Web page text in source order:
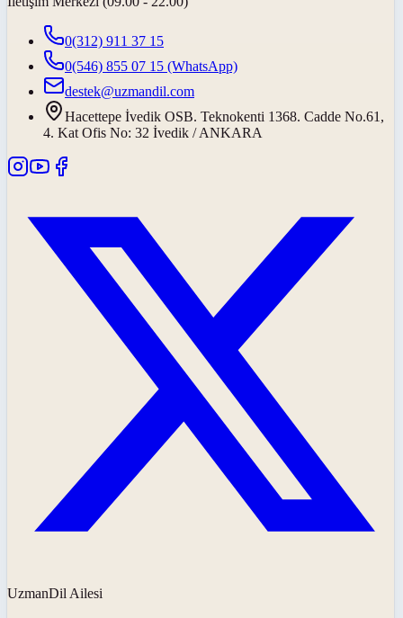
0(312) 911 37 15
0(546) 855 07 15 (WhatsApp)
destek@uzmandil.com
Hacettepe İvedik OSB. Teknokenti 1368. Cadde No.61,
4. Kat Ofis No: 32 İvedik / ANKARA
UzmanDil Ailesi